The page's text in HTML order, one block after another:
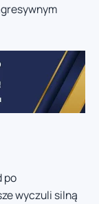
po
wyczuli silną